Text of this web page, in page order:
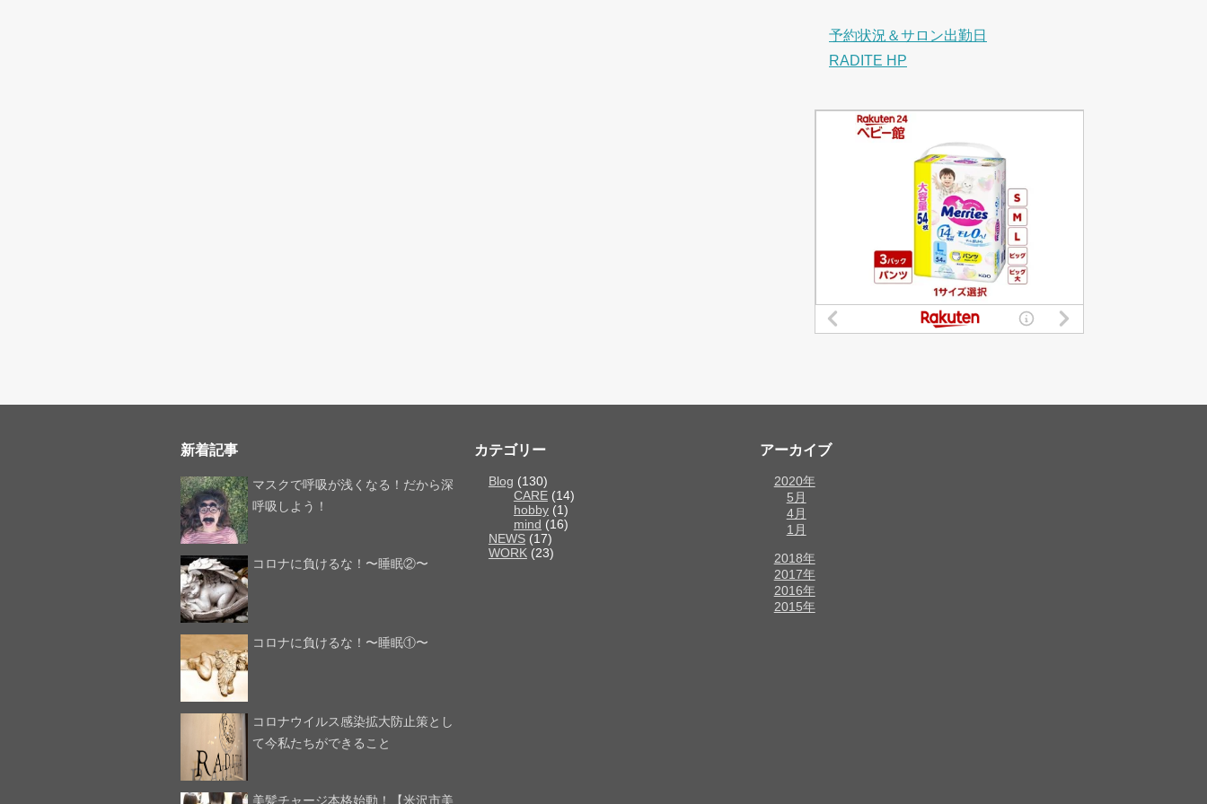
予約状況＆サロン出勤日
RADITE HP
新着記事
マスクで呼吸が浅くなる！だから深
呼吸しよう！
コロナに負けるな！〜睡眠②〜
コロナに負けるな！〜睡眠①〜
コロナウイルス感染拡大防止策とし
て今私たちができること
美髪チャージ本格始動！【米沢市美
カテゴリー
Blog (130)
CARE(14)
hobby(1)
mind (16)
NEWS(17)
WORK(23)
アーカイブ
2020年
5月
4月
1月
2018年
2017年
2016年
2015年